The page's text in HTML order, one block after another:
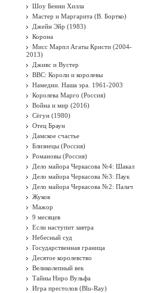
Шоу Бенни Хилла
Мастер и Маргарита (В. Бортко)
Джейн Эйр (1983)
Корона
Мисс Марпл Агаты Кристи (2004-
2013)
Дживс и Вустер
BBC: Короли и королевы
Намедни. Наша эра. 1961-2003
Королева Марго (Россия)
Война и мир (2016)
Сёгун (1980)
Отец Браун
Дамское счастье
Близнецы (Россия)
Романовы (Россия)
Дело майора Черкасова №4: Шакал
Дело майора Черкасова №3: Паук
Дело майора Черкасова №2: Палач
Жуков
Мажор
9 месяцев
Если наступит завтра
Небесный суд
Государственная граница
Десятое королевство
Великолепный век
Тайны Ниро Вульфа
Игра престолов (Blu-Ray)